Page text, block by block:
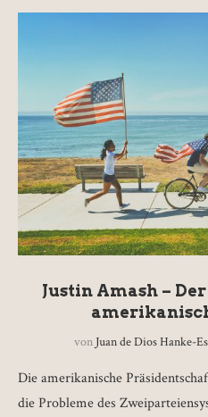
Justin Amash –
von Juan de Dios Hanke-
Die amerikanische
die Probleme des